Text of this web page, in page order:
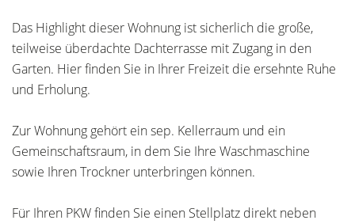
Das Highlight dieser Wohnung ist sicherlich die große,
teilweise überdachte Dachterrasse mit Zugang in den
Garten. Hier finden Sie in Ihrer Freizeit die ersehnte Ruhe
und Erholung.
Zur Wohnung gehört ein sep. Kellerraum und ein
Gemeinschaftsraum, in dem Sie Ihre Waschmaschine
sowie Ihren Trockner unterbringen können.
Für Ihren PKW finden Sie einen Stellplatz direkt neben